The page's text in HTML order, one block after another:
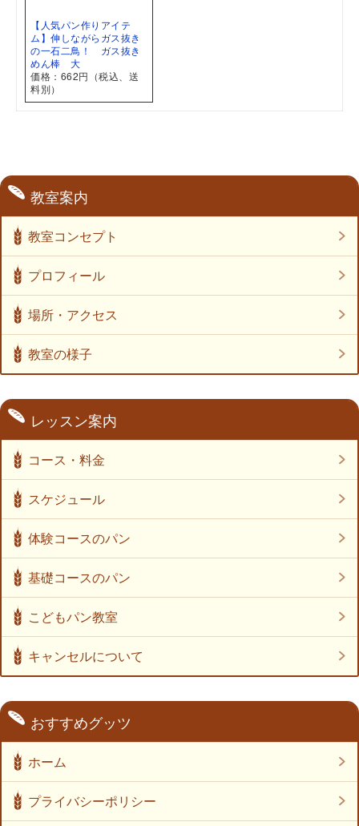
【人気パン作りアイテ
ム】伸しながらガス抜き
の一石二鳥！ ガス抜き
めん棒 大
価格：662円（税込、送
料別）
教室案内
教室コンセプト
プロフィール
場所・アクセス
教室の様子
レッスン案内
コース・料金
スケジュール
体験コースのパン
基礎コースのパン
こどもパン教室
キャンセルについて
おすすめグッツ
ホーム
プライバシーポリシー